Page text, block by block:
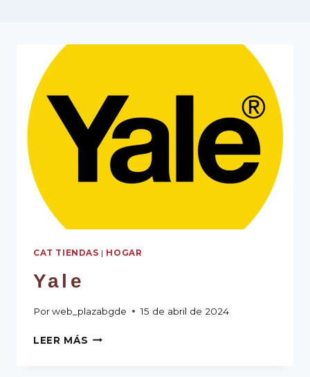
CAT TIENDAS | HOGAR
Yale
Porweb_plazabgde 15 de abril de 2024
LEER MÁS